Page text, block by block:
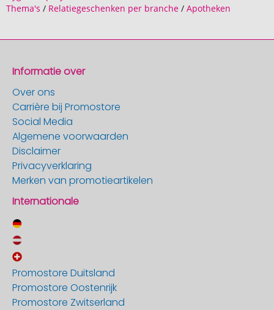
Thema's / Relatiegeschenken per branche / Apotheken
Informatie over
Over ons
Carrière bij Promostore
Social Media
Algemene voorwaarden
Disclaimer
Privacyverklaring
Merken van promotieartikelen
Internationale
Promostore Duitsland
Promostore Oostenrijk
Promostore Zwitserland